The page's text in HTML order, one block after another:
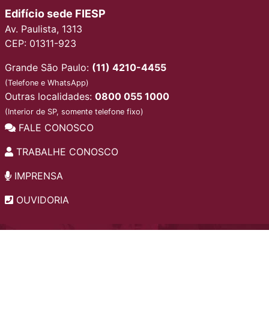
Edifício sede FIESP
Av. Paulista, 1313
CEP: 01311-923
Grande São Paulo: (11) 4210-4455
(Telefone e WhatsApp)
Outras localidades: 0800 055 1000
(Interior de SP, somente telefone fixo)
FALE CONOSCO
TRABALHE CONOSCO
IMPRENSA
OUVIDORIA